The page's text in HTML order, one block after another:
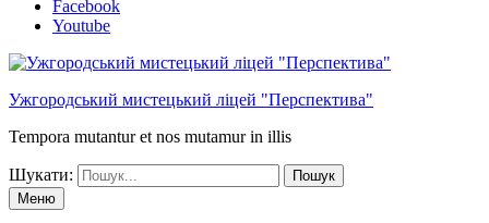
Faceboоk
Youtube
Ужгородський мистецький ліцей "Перспектива"
Tempora mutantur et nos mutamur in illis
Шукати:
Меню